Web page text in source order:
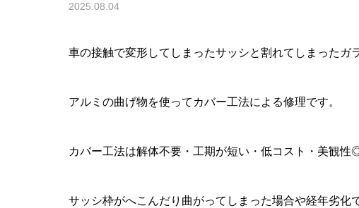
ー施工事例
リフォームの流れ
2009年入社
2025.08.04
車の接触で変形してしまったサッシと割れてしまったガ
アルミの曲げ物を使ってカバー工法による修理です。
カバー工法は解体不要・工期が短い・低コスト・美観
サッシ枠がへこんだり曲がってしまった場合や経年劣化